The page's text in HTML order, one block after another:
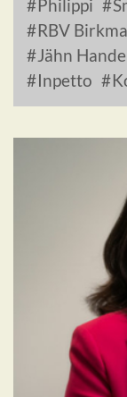
Philippi
RBV
Jähn
Inpetto